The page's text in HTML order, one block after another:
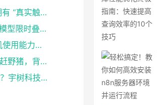
电子皮肤爆发元年：AI 机器人终于拥有 “真实触觉”
DeepSeek输入缓存降价至1折，Pro模型限时叠加2.5折优惠
OpenAI发布GPT-5.5：编程与计算机使用能力再升级，距上次更新不足两月
AI显神威！中国机器人在波兰街头驱赶野猪，背后是国产人形机器人的硬核实力
人形机器人会跑得比人快意味着什么？宇树科技创始人：半马突破1小时，万亿级具身智能爆发前夜已至